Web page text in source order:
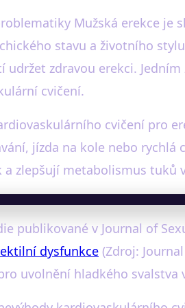
Mužská erekce je
stavu a životního
udržet zdravou erekci.
cvičení.
cvičení pro
jízda na kole nebo rychlá
a zlepšují metabolismus tuků
publikované v Journal of
dysfunkce (Zdroj:
uvolnění hladkého